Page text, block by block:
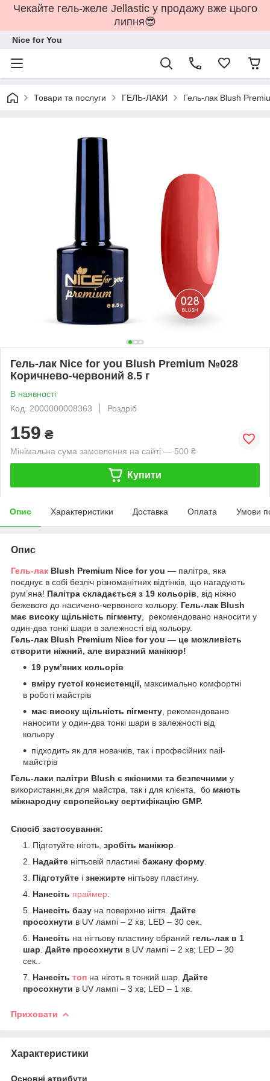
Чекайте гель-желе Jellastic у продажу вже цього
липня😎
Nice for You
Товари та послуги ГЕЛЬ-ЛАКИ Гель-лак Blush
Гель-лак Nice for you Blush Premium №028
Коричнево-червоний 8.5 г
В наявності
Код: 2000000008363
Роздріб
159 ₴
Мінімальна сума замовлення на сайті — 500 ₴
Купити
Опис Характеристики Доставка Оплата Умови
Опис
Гель-лак Blush Premium Nice for you — палітра, яка
поєднує в собі безліч різноманітних відтінків, що нагадують
рум’яна! Палітра складається з 19 кольорів , від ніжно
бежевого до насичено-червоного кольору. Гель-лак Blush
має високу щільність пігменту , рекомендовано наносити у
один-два тонкі шари в залежності від кольору.
Гель-лак Blush Premium Nice for you — це можливість
створити ніжний, але виразний манікюр!
19 рум’яних кольорів
вміру густої консистенції, максимально комфортні
в роботі майстрів
має високу щільність пігменту , рекомендовано
наносити у один-два тонкі шари в залежності від
кольору
підходить як для новачків, так і професійних nail-
майстрів
Гель-лаки палітри Blush є якісними та безпечними у
використанні,як для майстра, так і для клієнта, бо мають
міжнародну європейську сертифікацію GMP.
Спосіб застосування:
Підготуйте ніготь, зробіть манікюр
Надайте нігтьовій пластині бажану форму
Підготуйте і знежирте нігтьову пластину.
Нанесіть праймер
Нанесіть базу на поверхню нігтя. Дайте
просохнути в UV лампі – 2 хв; LED – 30 сек.
Нанесіть на нігтьову пластину обраний гель-лак в 1
шар Дайте просохнути в UV лампі – 2 хв; LED – 30
сек..
Нанесіть топ на ніготь в тонкий шар. Дайте
просохнути в UV лампі – 3 хв; LED – 1 хв.
Приховати
Характеристики
Основні атрибути